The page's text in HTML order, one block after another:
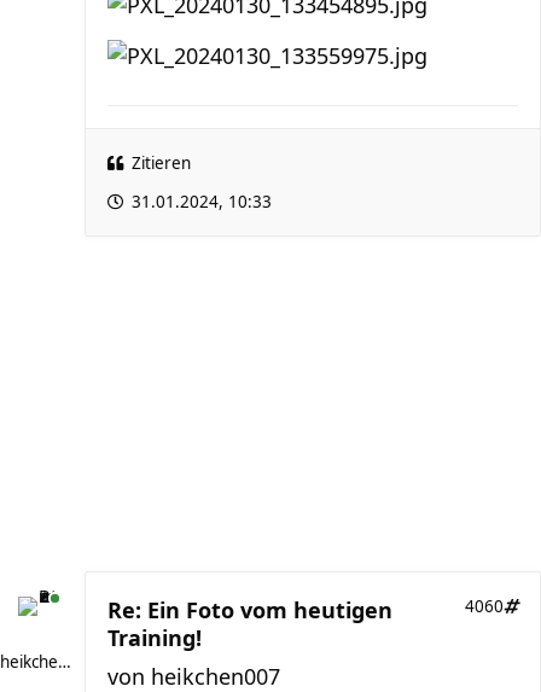
Zitieren
31.01.2024, 10:33
heikchen007
Re: Ein Foto vom heutigen
Training!
4060
von heikchen007